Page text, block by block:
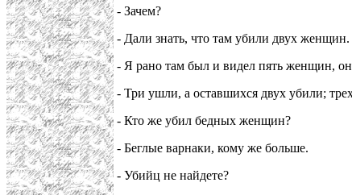
- Зачем?
- Дали знать, что там убили двух женщин.
- Я рано там был и видел пять женщин,
- Три ушли, а оставшихся двух убили;
- Кто же убил бедных женщин?
- Беглые варнаки, кому же больше.
- Убийц не найдете?